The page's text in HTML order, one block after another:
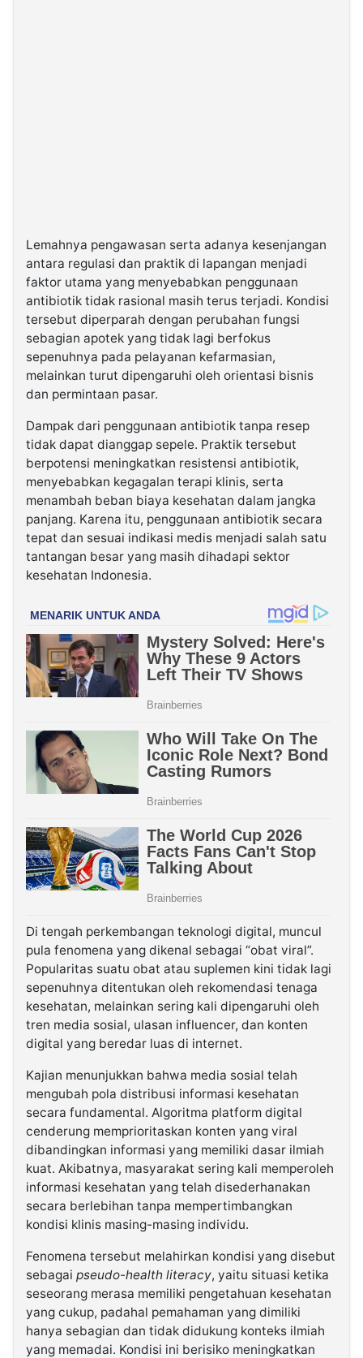
Lemahnya pengawasan serta adanya kesenjangan
antara regulasi dan praktik di lapangan menjadi
faktor utama yang menyebabkan penggunaan
antibiotik tidak rasional masih terus terjadi. Kondisi
tersebut diperparah dengan perubahan fungsi
sebagian apotek yang tidak lagi berfokus
sepenuhnya pada pelayanan kefarmasian,
melainkan turut dipengaruhi oleh orientasi bisnis
dan permintaan pasar.
Dampak dari penggunaan antibiotik tanpa resep
tidak dapat dianggap sepele. Praktik tersebut
berpotensi meningkatkan resistensi antibiotik,
menyebabkan kegagalan terapi klinis, serta
menambah beban biaya kesehatan dalam jangka
panjang. Karena itu, penggunaan antibiotik secara
tepat dan sesuai indikasi medis menjadi salah satu
tantangan besar yang masih dihadapi sektor
kesehatan Indonesia.
Di tengah perkembangan teknologi digital, muncul
pula fenomena yang dikenal sebagai “obat viral”.
Popularitas suatu obat atau suplemen kini tidak lagi
sepenuhnya ditentukan oleh rekomendasi tenaga
kesehatan, melainkan sering kali dipengaruhi oleh
tren media sosial, ulasan influencer, dan konten
digital yang beredar luas di internet.
Kajian menunjukkan bahwa media sosial telah
mengubah pola distribusi informasi kesehatan
secara fundamental. Algoritma platform digital
cenderung memprioritaskan konten yang viral
dibandingkan informasi yang memiliki dasar ilmiah
kuat. Akibatnya, masyarakat sering kali memperoleh
informasi kesehatan yang telah disederhanakan
secara berlebihan tanpa mempertimbangkan
kondisi klinis masing-masing individu.
Fenomena tersebut melahirkan kondisi yang disebut
sebagai pseudo-health literacy, yaitu situasi ketika
seseorang merasa memiliki pengetahuan kesehatan
yang cukup, padahal pemahaman yang dimiliki
hanya sebagian dan tidak didukung konteks ilmiah
yang memadai. Kondisi ini berisiko meningkatkan